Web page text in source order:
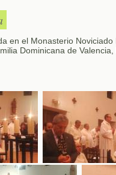
en el Monasterio
Dominicana de